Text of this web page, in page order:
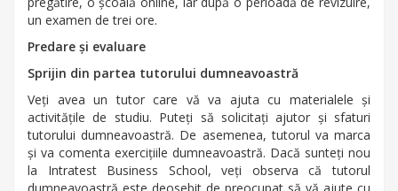
un examen de trei ore.
Predare și evaluare
Sprijin din partea tutorului dumneavoastră
Veți avea un tutor care vă va ajuta cu materialele și
activitățile de studiu. Puteți să solicitați ajutor și sfaturi
tutorului dumneavoastră. De asemenea, tutorul va marca
și va comenta exercițiile dumneavoastră. Dacă sunteți nou
la Intratest Business School, veți observa că tutorul